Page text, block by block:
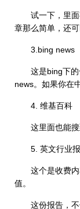
试一下，里面
章那么简单，还
3.bing news
这是bing下的
news。如果你在
4. 维基百科
这里面也能搜
5. 英文行业
这个是收费内
值。
这份报告，不